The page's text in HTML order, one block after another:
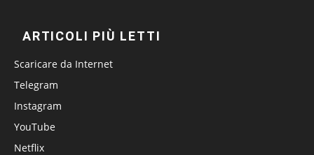
ARTICOLI PIÙ LETTI
Scaricare da Internet
Telegram
Instagram
YouTube
Netflix